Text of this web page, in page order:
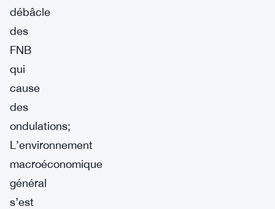
débâcle
des
FNB
qui
cause
des
ondulations;
L’environnement
macroéconomique
général
s’est